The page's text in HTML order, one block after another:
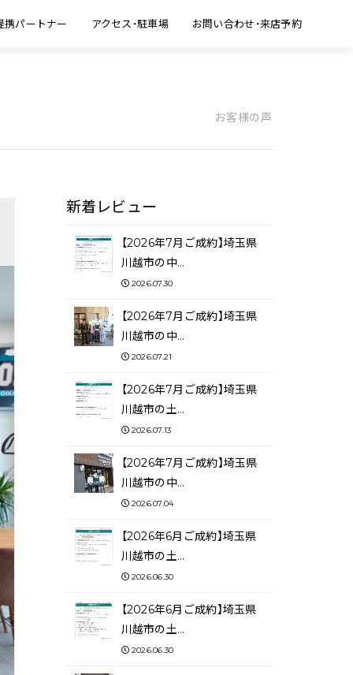
携パートナー アクセス・駐車場 お問い合わせ・来店予約
お客様の声
新着レビュー
【2026年7月ご成約】埼玉県
川越市の中…
2026.07.30
【2026年7月ご成約】埼玉県
川越市の中…
2026.07.21
【2026年7月ご成約】埼玉県
川越市の土…
2026.07.13
【2026年7月ご成約】埼玉県
川越市の中…
2026.07.04
【2026年6月ご成約】埼玉県
川越市の土…
2026.06.30
【2026年6月ご成約】埼玉県
川越市の土…
2026.06.30